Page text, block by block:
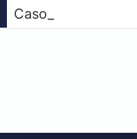
Caso Fariello,